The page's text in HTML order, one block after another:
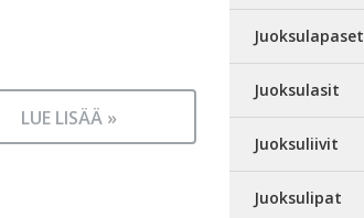
LUE LISÄÄ »
Juoksulapaset
Juoksulasit
Juoksuliivit
Juoksulipat